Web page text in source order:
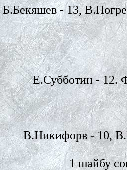
Б.Бекяшев - 13,
Е.Субботин - 12.
В.Никифорв - 10,
1 шайбу